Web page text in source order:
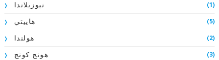
نيوزيلاندا (1)
هاييتي (5)
هولندا (2)
هونج كونج (3)